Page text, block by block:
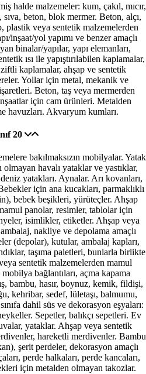
halde malzemeler: kum, çakıl, mıcır,
beton, blok mermer. Beton, alçı,
plastik veya sentetik malzemelerden
inşaat/yol yapımı ve benzer amaçlı
binalar/yapılar, yapı elemanları,
ısı ile yapıştırılabilen kaplamalar,
kaplamalar, ahşap ve sentetik
Yollar için metal, mekanik ve
Beton, taş veya mermerden
için cam ürünleri. Metalden
havuzları. Akvaryum kumları.
20
bakılmaksızın mobilyalar. Yatak
olmayan havalı yataklar ve yastıklar,
yatakları. Aynalar. Arı kovanları,
için ana kucakları, parmaklıklı
bebek beşikleri, yürüteçler. Ahşap
panolar, resimler, tablolar için
isimlikler, etiketler. Ahşap veya
nakliye ve depolama amaçlı
(depolar), kutular, ambalaj kapları,
taşıma paletleri, bunlarla birlikte
sentetik malzemelerden mamul
bağlantıları, açma kapama
bambu, hasır, boynuz, kemik, fildişi,
kehribar, sedef, lületaşı, balmumu,
dahil süs ve dekorasyon eşyaları:
Sepetler, balıkçı sepetleri. Ev
yataklar. Ahşap veya sentetik
hareketli merdivenler. Bambu
şerit perdeler, dekorasyon amaçlı
perde halkaları, perde kancaları,
için metalden olmayan takozlar.